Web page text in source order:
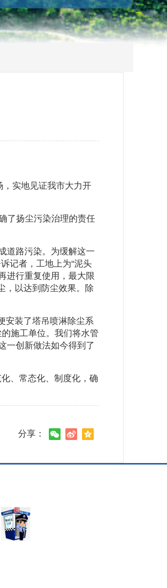
实地见证我市大力开
了扬尘污染治理的责任
道路污染。为缓解这一
记者，工地上为“泥头
进行重复使用，最大限
，以达到防尘效果。除
装了塔吊喷淋除尘系
施工单位。我们将水管
一创新做法如今得到了
、常态化、制度化，确
分享：